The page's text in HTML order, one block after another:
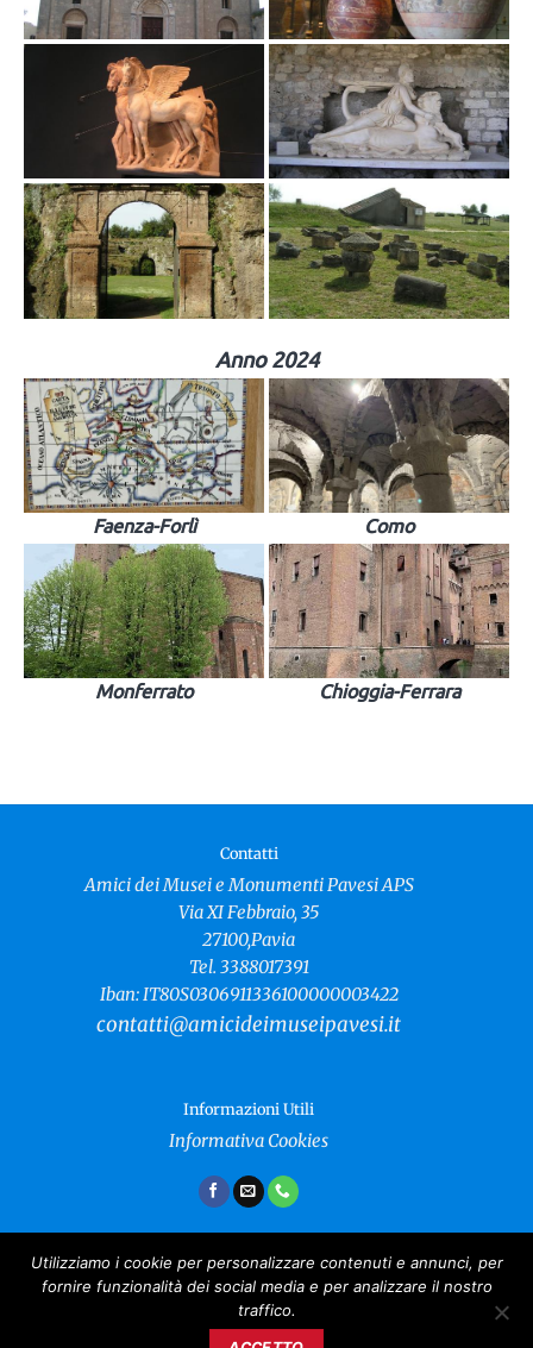
Anno 2024
Faenza-Forlì Como
Monferrato Chioggia-Ferrara
Contatti
Amici dei Musei e Monumenti Pavesi APS
Via XI Febbraio, 35
27100,Pavia
Tel. 3388017391
Iban: IT80S0306911336100000003422
contatti@amicideimuseipavesi.it
Informazioni Utili
Informativa Cookies
Amici dei Musei e Monumenti Pavesi
Copyright 2024 ©
CF: 96021040181
Utilizziamo i cookie per personalizzare contenuti e annunci, per
fornire funzionalità dei social media e per analizzare il nostro
traffico.